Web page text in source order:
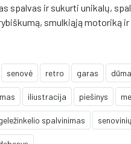
spalvas ir sukurti unikalų,
smulkiąją motoriką
senovė retro garas
iliustracija piešinys
spalvinimas